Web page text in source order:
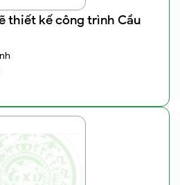
thiết kế công trình Cầu